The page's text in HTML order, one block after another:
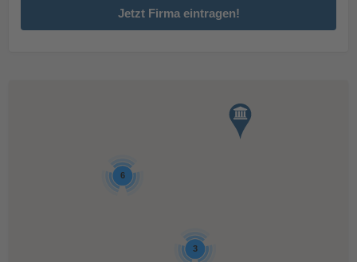
Jetzt Firma eintragen!
6
3